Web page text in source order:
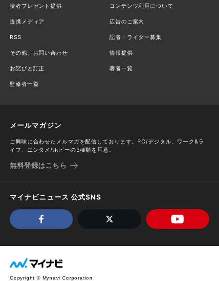
読者プレゼント提供 コンテンツ利用について
提携メディア 広告のご案内
RSS 記者・ライター募集
その他、お問い合わせ 情報提供
お詫びと訂正 著者一覧
監修者一覧
メールマガジン
ご興味に合わせたメルマガを配信しております。PC/デジタル、ワーク&ラ
イフ、エンタメ/ホビーの3種類を用意。
無料登録はこちら
マイナビニュース 公式SNS
Copyright © Mynavi Corporation